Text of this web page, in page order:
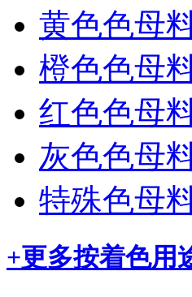
黄色色母
橙色色母
红色色母
灰色色母
特殊色母
+更多按着色用